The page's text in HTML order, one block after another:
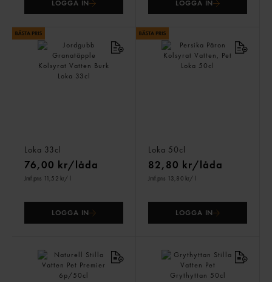
LOGGA IN LOGGA IN
Loka 33cl
76,00 kr/låda
Jmf.pris 11,52 kr/ l
LOGGA IN
Loka 50cl
82,80 kr/låda
Jmf.pris 13,80 kr/ l
LOGGA IN